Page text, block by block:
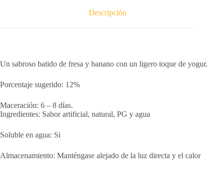
Descripción
Un sabroso batido de fresa y banano con un ligero toque de yogur.
Porcentaje sugerido: 12%
Maceración: 6 – 8 días.
Ingredientes: Sabor artificial, natural, PG y agua
Soluble en agua: Si
Almacenamiento: Manténgase alejado de la luz directa y el calor